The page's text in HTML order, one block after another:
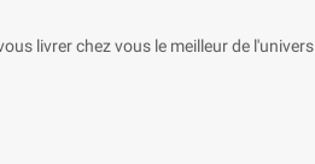
livrer chez vous le meilleur de l'univers